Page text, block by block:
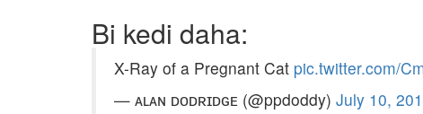
Bi kedi daha:
X-Ray of a Pregnant Cat pic.twitter.com/
— ᴀʟᴀɴ ᴅᴏᴅʀɪᴅɢᴇ (@ppdoddy) July 10,